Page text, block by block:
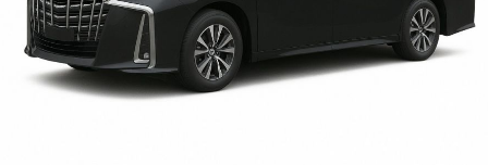
ツアー
ャーター
ドネシア アフタヌーンティー
レンボンガン島
ロンボク島
人気エステ＆スパ
人気体験/アクティビ
ラフティング
デイクルーズ
ディナークルーズ
オラウータン
サファリパーク
ジョグジャカルタ
ブロモ
東ティモール
ボロブドゥール遺跡
プランバナン遺跡